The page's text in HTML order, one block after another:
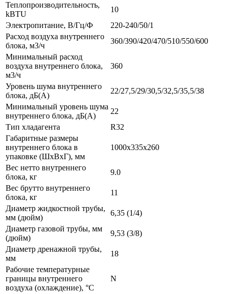
Теплопроизводительность,
kBTU
10
Электропитание, В/Гц/Ф
220-240/50/1
Расход воздуха внутреннего
блока, м3/ч
360/390/420/470/510/550/600
Минимальный расход
воздуха внутреннего блока,
м3/ч
360
Уровень шума внутреннего
блока, дБ(А)
22/27,5/29/30,5/32,5/35,5/38
Минимальный уровень шума
внутреннего блока, дБ(А)
22
Тип хладагента
R32
Габаритные размеры
внутреннего блока в
упаковке (ШxВxГ), мм
1000x335x260
Вес нетто внутреннего
блока, кг
9.0
Вес брутто внутреннего
блока, кг
11
Диаметр жидкостной трубы,
мм (дюйм)
6,35 (1/4)
Диаметр газовой трубы, мм
(дюйм)
9,53 (3/8)
Диаметр дренажной трубы,
мм
18
Рабочие температурные
границы внутреннего
воздуха (охлаждение), °C
N